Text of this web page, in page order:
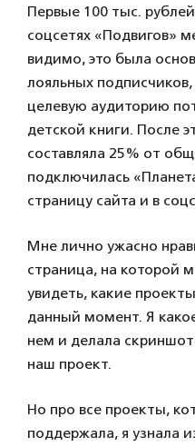
Первые 100 тыс.
соцсетях «Подвигов»
видимо, это была
лояльных
целевую аудиторию
детской книги. После
составляла 25% от
подключилась
страницу сайта и в
Мне лично ужасно
страница, на которой
увидеть, какие
данный момент. Я
нем и делала
наш проект.
Но про все проекты,
поддержала, я узнала